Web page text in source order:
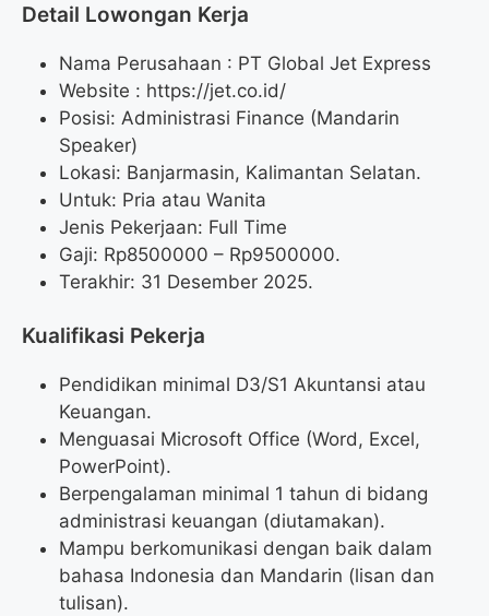
Detail Lowongan Kerja
Nama Perusahaan : PT Global Jet Express
Website : https://jet.co.id/
Posisi: Administrasi Finance (Mandarin
Speaker)
Lokasi: Banjarmasin, Kalimantan Selatan.
Untuk: Pria atau Wanita
Jenis Pekerjaan: Full Time
Gaji: Rp8500000 – Rp9500000.
Terakhir: 31 Desember 2025.
Kualifikasi Pekerja
Pendidikan minimal D3/S1 Akuntansi atau
Keuangan.
Menguasai Microsoft Office (Word, Excel,
PowerPoint).
Berpengalaman minimal 1 tahun di bidang
administrasi keuangan (diutamakan).
Mampu berkomunikasi dengan baik dalam
bahasa Indonesia dan Mandarin (lisan dan
tulisan).